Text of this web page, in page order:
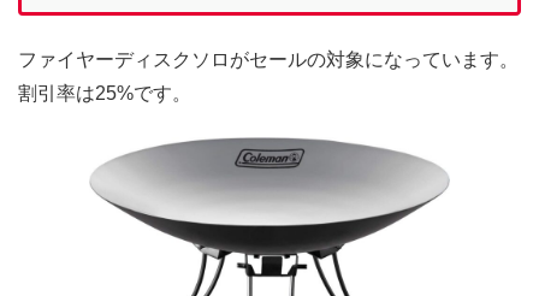
ファイヤーディスクソロがセールの対象になっています。
割引率は25%です。